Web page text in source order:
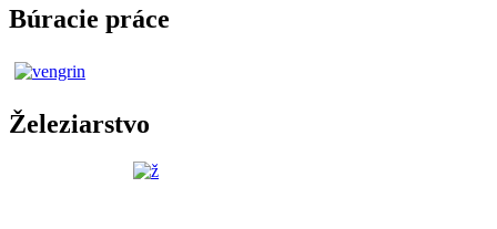
Búracie práce
Železiarstvo